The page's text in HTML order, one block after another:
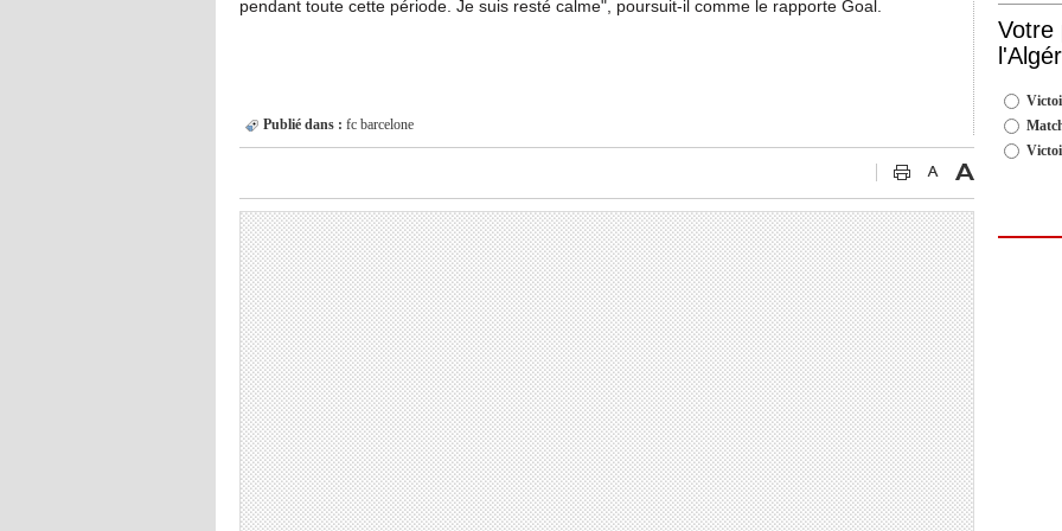
pendant toute cette période. Je suis resté calme", poursuit-il comme le rapporte Goal.
Publié dans : fc barcelone
Votre